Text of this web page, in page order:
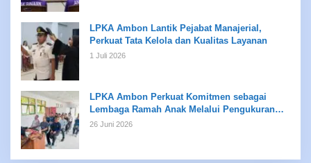
LPKA Ambon Lantik Pejabat Manajerial,
Perkuat Tata Kelola dan Kualitas Layanan
1 Juli 2026
LPKA Ambon Perkuat Komitmen sebagai
Lembaga Ramah Anak Melalui Pengukuran
Standar LPKRA
26 Juni 2026